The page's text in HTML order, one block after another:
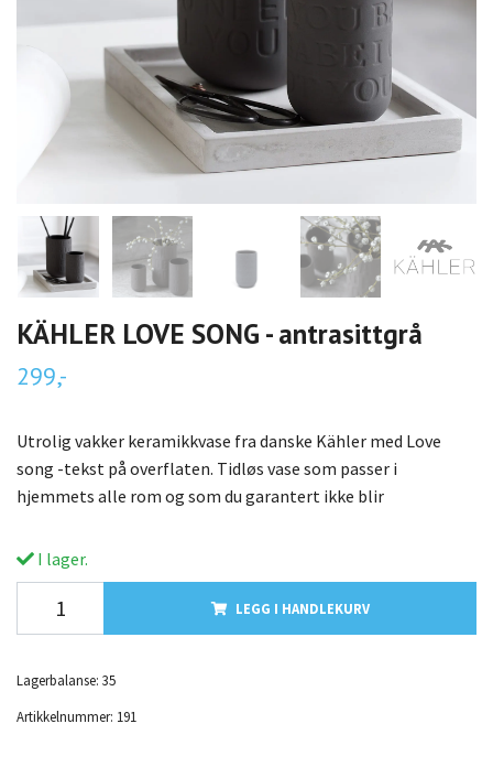
KÄHLER LOVE SONG - antrasittgrå
299,-
Utrolig vakker keramikkvase fra danske Kähler med Love
song -tekst på overflaten. Tidløs vase som passer i
hjemmets alle rom og som du garantert ikke blir
I lager.
LEGG I HANDLEKURV
Lagerbalanse: 35
Artikkelnummer: 191